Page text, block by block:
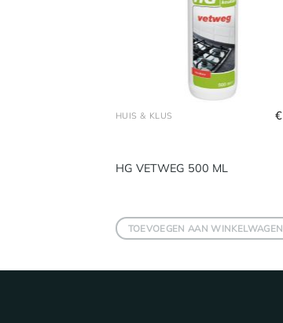
HUIS & KLUS
HG VETWEG 500 ML
€
TOEVOEGEN AAN WINKELWAGEN